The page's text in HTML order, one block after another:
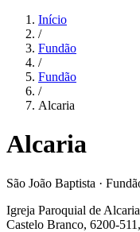
Início
/
Fundão
/
Fundão
/
Alcaria
Alcaria
São João Baptista ·
Igreja Paroquial de
Castelo Branco, 6200-